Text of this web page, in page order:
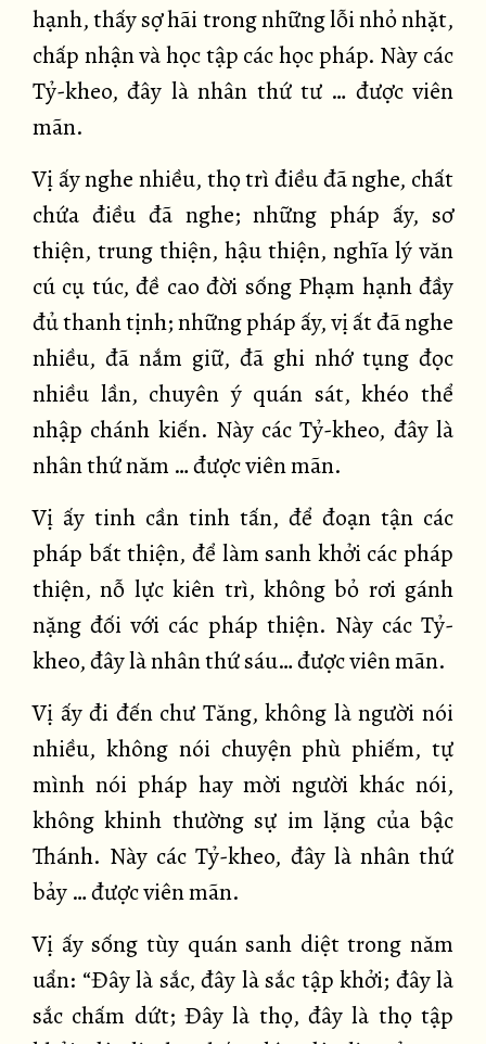
hạnh, thấy sợ hãi trong những lỗi nhỏ nhặt,
chấp nhận và học tập các học pháp. Này các
Tỷ-kheo, đây là nhân thứ tư … được viên
mãn.
Vị ấy nghe nhiều, thọ trì điều đã nghe, chất
chứa điều đã nghe; những pháp ấy, sơ
thiện, trung thiện, hậu thiện, nghĩa lý văn
cú cụ túc, đề cao đời sống Phạm hạnh đầy
đủ thanh tịnh; những pháp ấy, vị ất đã nghe
nhiều, đã nắm giữ, đã ghi nhớ tụng đọc
nhiều lần, chuyên ý quán sát, khéo thể
nhập chánh kiến. Này các Tỷ-kheo, đây là
nhân thứ năm … được viên mãn.
Vị ấy tinh cần tinh tấn, để đoạn tận các
pháp bất thiện, để làm sanh khởi các pháp
thiện, nỗ lực kiên trì, không bỏ rơi gánh
nặng đối với các pháp thiện. Này các Tỷ-
kheo, đây là nhân thứ sáu… được viên mãn.
Vị ấy đi đến chư Tăng, không là người nói
nhiều, không nói chuyện phù phiếm, tự
mình nói pháp hay mời người khác nói,
không khinh thường sự im lặng của bậc
Thánh. Này các Tỷ-kheo, đây là nhân thứ
bảy … được viên mãn.
Vị ấy sống tùy quán sanh diệt trong năm
uẩn: “Đây là sắc, đây là sắc tập khởi; đây là
sắc chấm dứt; Đây là thọ, đây là thọ tập